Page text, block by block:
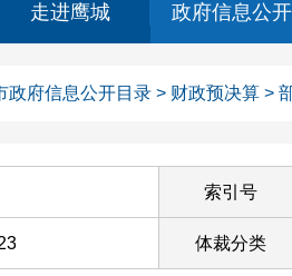
走进鹰城 政府信息公开
政府信息公开目录 > 财政预决算 >
索引号
体裁分类